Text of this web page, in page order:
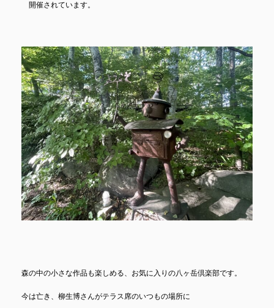
開催されています。
森の中の小さな作品も楽しめる、お気に入りの八ヶ岳倶楽部です。
今は亡き、柳生博さんがテラス席のいつもの場所に